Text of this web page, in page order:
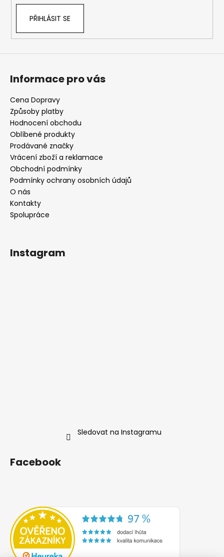
PŘIHLÁSIT SE
Informace pro vás
Cena Dopravy
Způsoby platby
Hodnocení obchodu
Oblíbené produkty
Prodávané značky
Vrácení zboží a reklamace
Obchodní podmínky
Podmínky ochrany osobních údajů
O nás
Kontakty
Spolupráce
Instagram
Sledovat na Instagramu
Facebook